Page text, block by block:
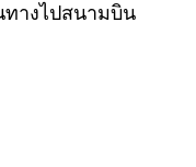
ทางไปสนามบิน